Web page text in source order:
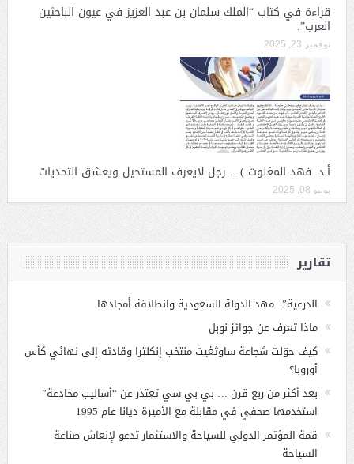
قراءة في كتاب “الملك سلمان بن عبد العزيز في عيون الباحثين
العرب”.
نوفمبر 23, 2025
أ.د. فهد المغلوث ) .. رجل لايعرف المستحيل ويعشق التحديات
يونيو 08, 2025
تقارير
الدرعية”.. مهد الدولة السعودية وانطلاقة أمجادها
ماذا تعرف عن جوائز نوبل
كيف حوّلت شجاعة ساوثغيت منتخب إنكلترا وقادته إلى نهائي كأس
أوروبا؟
بعد أكثر من ربع قرن … بي بي سي تعتذر عن “أساليب مخادعة”
استخدمها صحفي في مقابلة مع الأميرة ديانا عام 1995
قمة المؤتمر الدولي للسياحة والاستثمار تدعو لإنعاش صناعة
السياحة